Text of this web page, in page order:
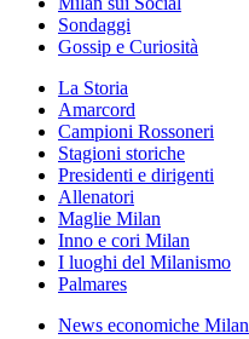
Sondaggi
Gossip e Curiosità
La Storia
Amarcord
Campioni Rossoneri
Stagioni storiche
Presidenti e dirigenti
Allenatori
Maglie Milan
Inno e cori Milan
I luoghi del Milanismo
Palmares
News economiche Milan